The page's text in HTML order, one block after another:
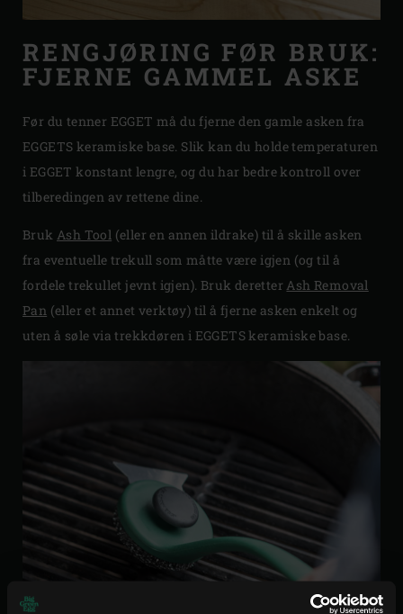
RENGJØRING FØR BRUK:
FJERNE GAMMEL ASKE
Før du tenner EGGET må du fjerne den gamle asken fra
EGGETS keramiske base. Slik kan du holde temperaturen
i EGGET konstant lengre, og du har bedre kontroll over
tilberedingen av rettene dine.
Bruk Ash Tool (eller en annen ildrake) til å skille asken
fra eventuelle trekull som måtte være igjen (og til å
fordele trekullet jevnt igjen). Bruk deretter Ash Removal
Pan (eller et annet verktøy) til å fjerne asken enkelt og
uten å søle via trekkdøren i EGGETS keramiske base.